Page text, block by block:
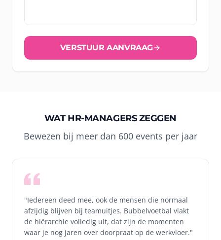
VERSTUUR AANVRAAG
WAT HR-MANAGERS ZEGGEN
Bewezen bij meer dan 600 events per jaar
"Iedereen deed mee, ook de mensen die normaal
afzijdig blijven bij teamuitjes. Bubbelvoetbal vlakt
de hiërarchie volledig uit, dat zijn de momenten
waar je nog jaren over doorpraat op de werkvloer."